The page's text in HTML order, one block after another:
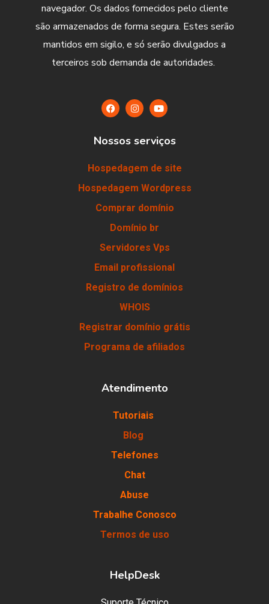
navegador. Os dados fornecidos pelo cliente
são armazenados de forma segura. Estes serão
mantidos em sigilo, e só serão divulgados a
terceiros sob demanda de autoridades.
Nossos serviços
Hospedagem de site
Hospedagem Wordpress
Comprar domínio
Domínio br
Servidores Vps
Email profissional
Registro de domínios
WHOIS
Registrar domínio grátis
Programa de afiliados
Atendimento
Tutoriais
Blog
Telefones
Chat
Abuse
Trabalhe Conosco
Termos de uso
HelpDesk